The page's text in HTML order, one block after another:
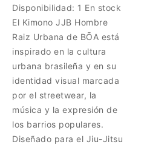
Disponibilidad: 1 En stock
El Kimono JJB Hombre
Raiz Urbana de BŌA está
inspirado en la cultura
urbana brasileña y en su
identidad visual marcada
por el streetwear, la
música y la expresión de
los barrios populares.
Diseñado para el Jiu-Jitsu